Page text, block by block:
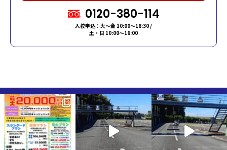
0120-380-114
入校申込：火～金 10:00～18:30 /
土・日 10:00～16:00